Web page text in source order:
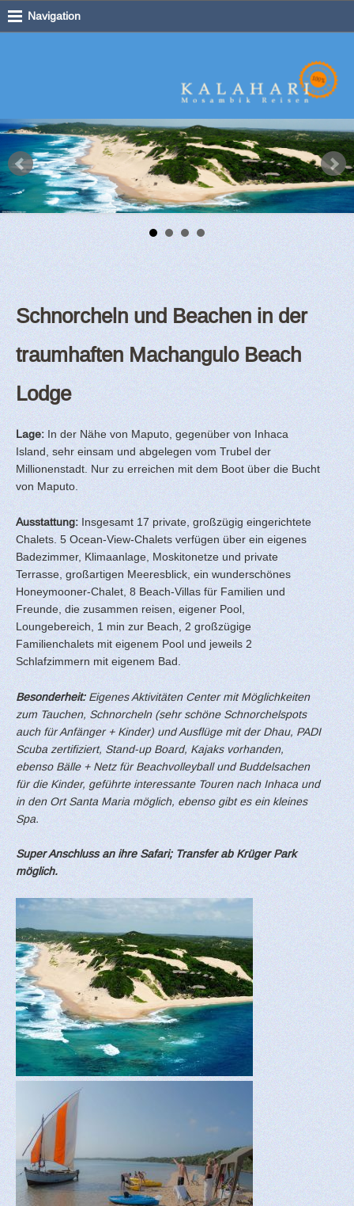
Navigation
Schnorcheln und Beachen in der
traumhaften Machangulo Beach
Lodge
Lage: In der Nähe von Maputo, gegenüber von Inhaca
Island, sehr einsam und abgelegen vom Trubel der
Millionenstadt. Nur zu erreichen mit dem Boot über die Bucht
von Maputo.
Ausstattung: Insgesamt 17 private, großzügig eingerichtete
Chalets. 5 Ocean-View-Chalets verfügen über ein eigenes
Badezimmer, Klimaanlage, Moskitonetze und private
Terrasse, großartigen Meeresblick, ein wunderschönes
Honeymooner-Chalet, 8 Beach-Villas für Familien und
Freunde, die zusammen reisen, eigener Pool,
Loungebereich, 1 min zur Beach, 2 großzügige
Familienchalets mit eigenem Pool und jeweils 2
Schlafzimmern mit eigenem Bad.
Besonderheit:Eigenes Aktivitäten Center mit Möglichkeiten
zum Tauchen, Schnorcheln (sehr schöne Schnorchelspots
auch für Anfänger + Kinder) und Ausflüge mit der Dhau, PADI
Scuba zertifiziert, Stand-up Board, Kajaks vorhanden,
ebenso Bälle + Netz für Beachvolleyball und Buddelsachen
für die Kinder, geführte interessante Touren nach Inhaca und
in den Ort Santa Maria möglich, ebenso gibt es ein kleines
Spa.
Super Anschluss an ihre Safari; Transfer ab Krüger Park
möglich.